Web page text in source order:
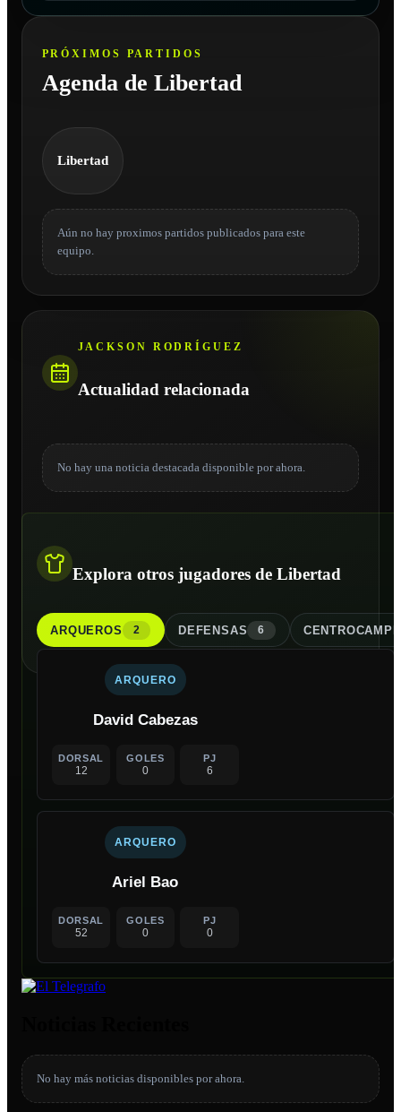
PRÓXIMOS PARTIDOS
Agenda de Libertad
Libertad
Aún no hay proximos partidos publicados para este
equipo.
JACKSON RODRÍGUEZ
Actualidad relacionada
No hay una noticia destacada disponible por ahora.
Explora otros jugadores de Libertad
ARQUEROS 2 DEFENSAS 6
ARQUERO
David Cabezas
DORSAL
12
GOLES
0
PJ
6
ARQUERO
Ariel Bao
DORSAL
52
GOLES
0
PJ
0
No hay más noticias disponibles por ahora.